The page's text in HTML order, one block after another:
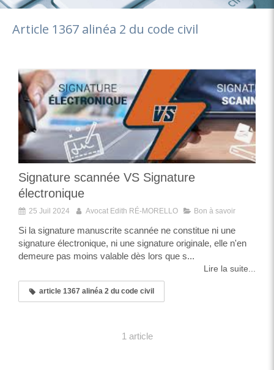
Article 1367 alinéa 2 du code civil
Signature scannée VS Signature
électronique
25 Juil 2024 Avocat Edith RÉ-MORELLO Bon à savoir
Si la signature manuscrite scannée ne constitue ni une
signature électronique, ni une signature originale, elle n'en
demeure pas moins valable dès lors que s...
Lire la suite...
article 1367 alinéa 2 du code civil
1 article